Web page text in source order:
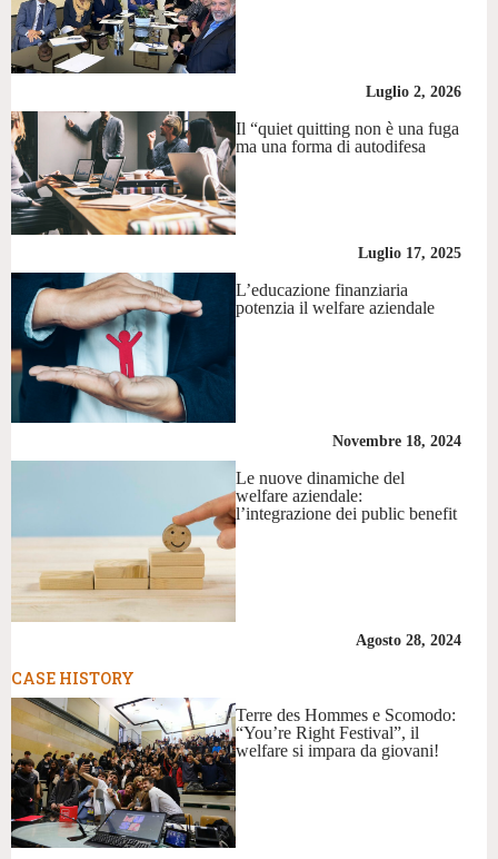
Luglio 2, 2026
Il “quiet quitting non è una fuga
ma una forma di autodifesa
Luglio 17, 2025
L’educazione finanziaria
potenzia il welfare aziendale
Novembre 18, 2024
Le nuove dinamiche del
welfare aziendale:
l’integrazione dei public benefit
Agosto 28, 2024
CASE HISTORY
Terre des Hommes e Scomodo:
“You’re Right Festival”, il
welfare si impara da giovani!